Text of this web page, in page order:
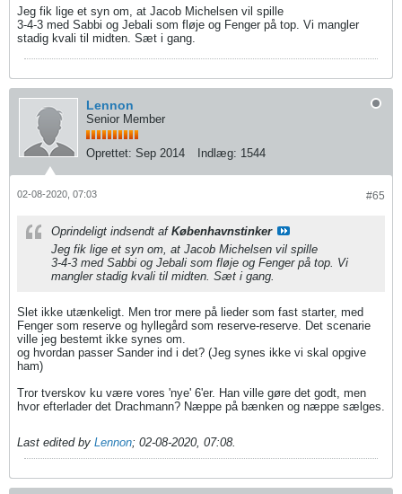
Jeg fik lige et syn om, at Jacob Michelsen vil spille
3-4-3 med Sabbi og Jebali som fløje og Fenger på top. Vi mangler
stadig kvali til midten. Sæt i gang.
Lennon
Senior Member
Oprettet: Sep 2014 Indlæg: 1544
#65
02-08-2020, 07:03
Oprindeligt indsendt af Københavnstinker
Jeg fik lige et syn om, at Jacob Michelsen vil spille
3-4-3 med Sabbi og Jebali som fløje og Fenger på top. Vi
mangler stadig kvali til midten. Sæt i gang.
Slet ikke utænkeligt. Men tror mere på lieder som fast starter, med
Fenger som reserve og hyllegård som reserve-reserve. Det scenarie
ville jeg bestemt ikke synes om.
og hvordan passer Sander ind i det? (Jeg synes ikke vi skal opgive
ham)
Tror tverskov ku være vores 'nye' 6'er. Han ville gøre det godt, men
hvor efterlader det Drachmann? Næppe på bænken og næppe sælges.
Last edited by Lennon; 02-08-2020, 07:08.